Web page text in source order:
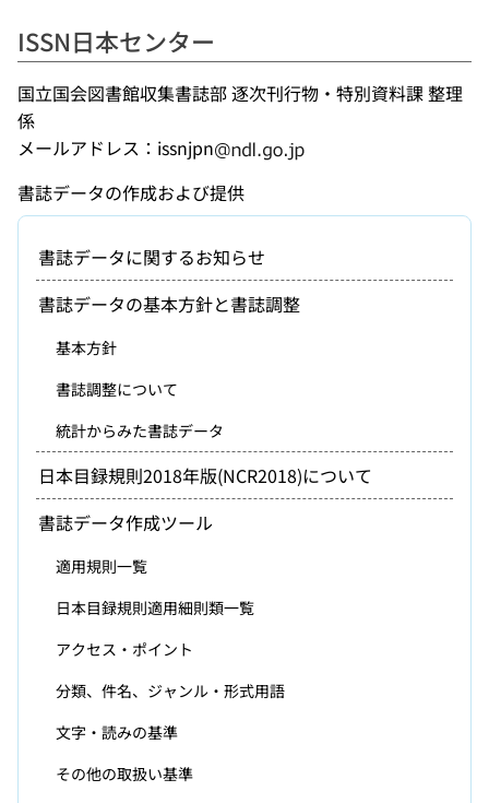
ISSN日本センター
国立国会図書館収集書誌部 逐次刊行物・特別資料課 整理
係
メールアドレス：issnjpn
書誌データの作成および提供
書誌データに関するお知らせ
書誌データの基本方針と書誌調整
基本方針
書誌調整について
統計からみた書誌データ
日本目録規則2018年版(NCR2018)について
書誌データ作成ツール
適用規則一覧
日本目録規則適用細則類一覧
アクセス・ポイント
分類、件名、ジャンル・形式用語
文字・読みの基準
その他の取扱い基準